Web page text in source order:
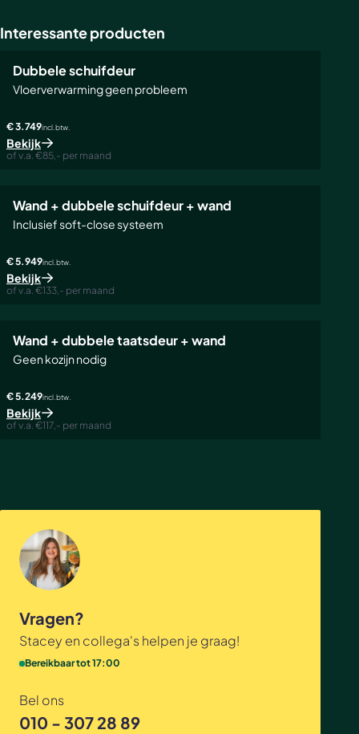
Interessante producten
Dubbele schuifdeur
Vloerverwarming geen probleem
€ 3.749incl. btw.
Bekijk
of v.a. €85,- per maand
Wand + dubbele schuifdeur + wand
Inclusief soft-close systeem
€ 5.949incl. btw.
Bekijk
of v.a. €133,- per maand
Wand + dubbele taatsdeur + wand
Geen kozijn nodig
€ 5.249incl. btw.
Bekijk
of v.a. €117,- per maand
Vragen?
Stacey en collega's helpen je graag!
Bereikbaar tot 17:00
Bel ons
010 - 307 28 89